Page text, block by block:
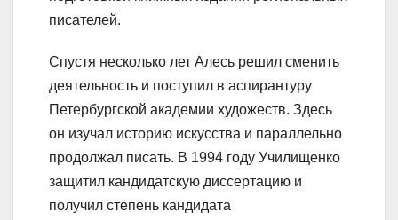
писателей.
Спустя несколько лет Алесь решил сменить
деятельность и поступил в аспирантуру
Петербургской академии художеств. Здесь
он изучал историю искусства и параллельно
продолжал писать. В 1994 году Училищенко
защитил кандидатскую диссертацию и
получил степень кандидата